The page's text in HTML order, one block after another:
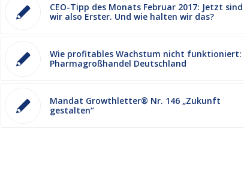
CEO-Tipp des Monats Februar 2017: Jetzt sind
wir also Erster. Und wie halten wir das?
Wie profitables Wachstum nicht funktioniert:
Pharmagroßhandel Deutschland
Mandat Growthletter® Nr. 146 „Zukunft
gestalten“